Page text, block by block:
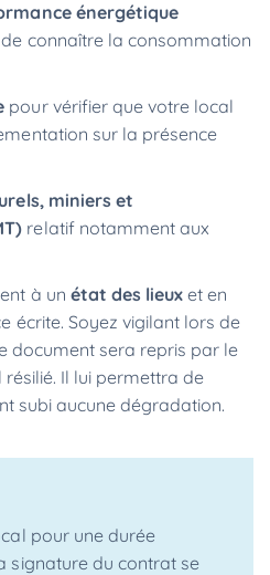
énergétique
connaître la consommation
pour vérifier que votre local
sur la présence
miniers et
relatif notamment aux
à un état des lieuxet en
écrite. Soyez vigilant lors de
document sera repris par le
Il lui permettra de
subi aucune dégradation.
pour une durée
signature du contrat se